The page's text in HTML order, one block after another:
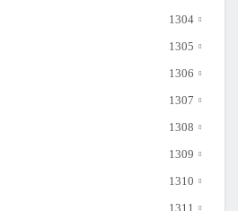
1304
1305
1306
1307
1308
1309
1310
1311